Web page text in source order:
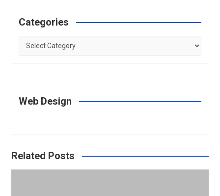
Categories
Categories
Web Design
Related Posts